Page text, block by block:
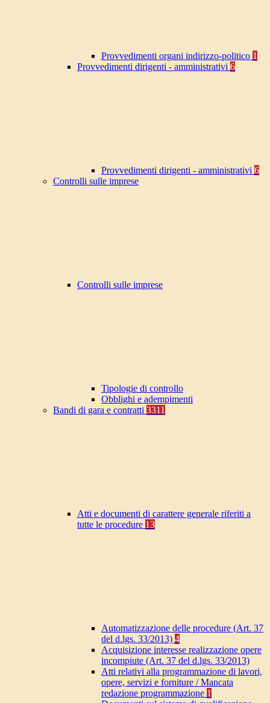
Provvedimenti organi indirizzo-politico 1
Provvedimenti dirigenti - amministrativi 6
Provvedimenti dirigenti - amministrativi 6
Controlli sulle imprese
Controlli sulle imprese
Tipologie di controllo
Obblighi e adempimenti
Bandi di gara e contratti 3311
Atti e documenti di carattere generale riferiti a
tutte le procedure 13
Automatizzazione delle procedure (Art. 37
del d.lgs. 33/2013) 4
Acquisizione interesse realizzazione opere
incompiute (Art. 37 del d.lgs. 33/2013)
Atti relativi alla programmazione di lavori,
opere, servizi e forniture / Mancata
redazione programmazione 1